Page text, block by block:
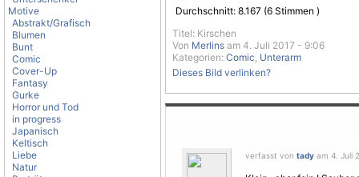
Motive
Abstrakt/Grafisch
Blumen
Bunt
Comic
Cover-Up
Fantasy
Gurke
Horror und Tod
in progress
Japanisch
Keltisch
Liebe
Natur
Durchschnitt: 8.167 (6 Stimmen )
Titel: Kirschen
Von Merlins am 4. Juli 2017 - 9:06
Kategorien: Comic, Unterarm
Dieses Bild verlinken?
verfasst von tady am 4. Juli